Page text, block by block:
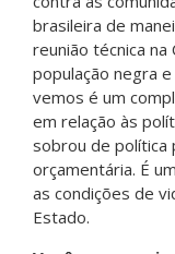
brasileira de
reunião técnica na
população negra
vemos é um
em relação às
sobrou de política
orçamentária. É
as condições de
Estado.